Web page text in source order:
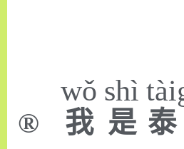
® 我
wǒ
是
shì
泰
tài